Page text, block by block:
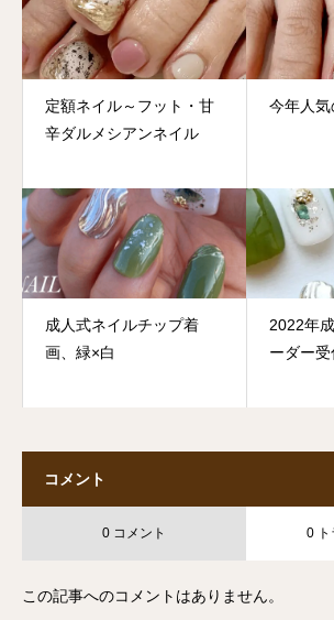
定額ネイル～フット・甘
辛ダルメシアンネイル
今年人
成人式ネイルチップ着
画、緑×白
2022年
ーダー受
コメント
0 コメント 0 ト
この記事へのコメントはありません。